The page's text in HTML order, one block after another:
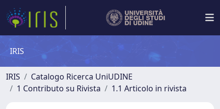
IRIS
IRIS
Catalogo Ricerca UniUDINE
1 Contributo su Rivista
1.1 Articolo in rivista